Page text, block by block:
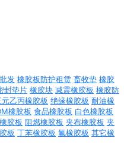
发 橡胶板防护租赁 畜牧垫 橡胶
封垫片 橡胶块 减震橡胶板 橡胶防
元乙丙橡胶板 绝缘橡胶板 耐油橡
橡胶板 食品橡胶板 白色橡胶板
胶板 阻燃橡胶板 夹布橡胶板 夹
板 丁苯橡胶板 氟橡胶板 其它橡